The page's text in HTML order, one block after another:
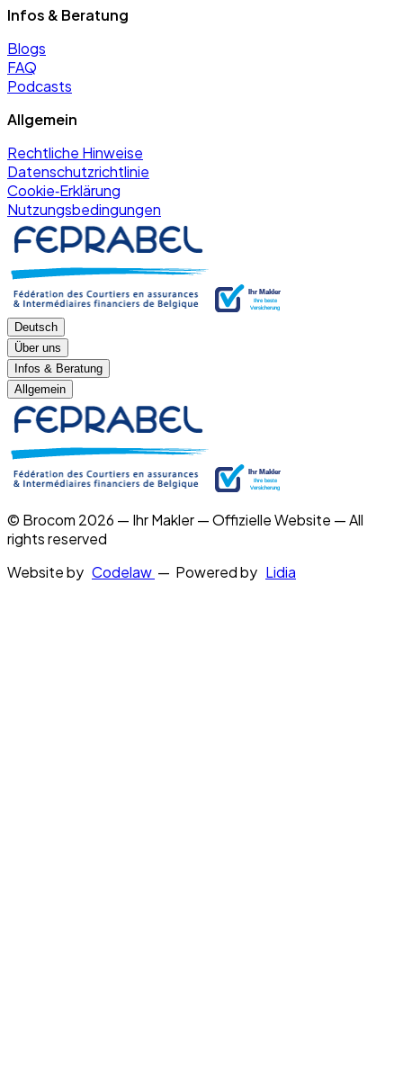
Infos & Beratung
Blogs
FAQ
Podcasts
Allgemein
Rechtliche Hinweise
Datenschutzrichtlinie
Cookie‑Erklärung
Nutzungsbedingungen
Deutsch
Über uns
Infos & Beratung
Allgemein
© Brocom 2026 — Ihr Makler — Offizielle Website — All
rights reserved
Website by Codelaw — Powered by Lidia